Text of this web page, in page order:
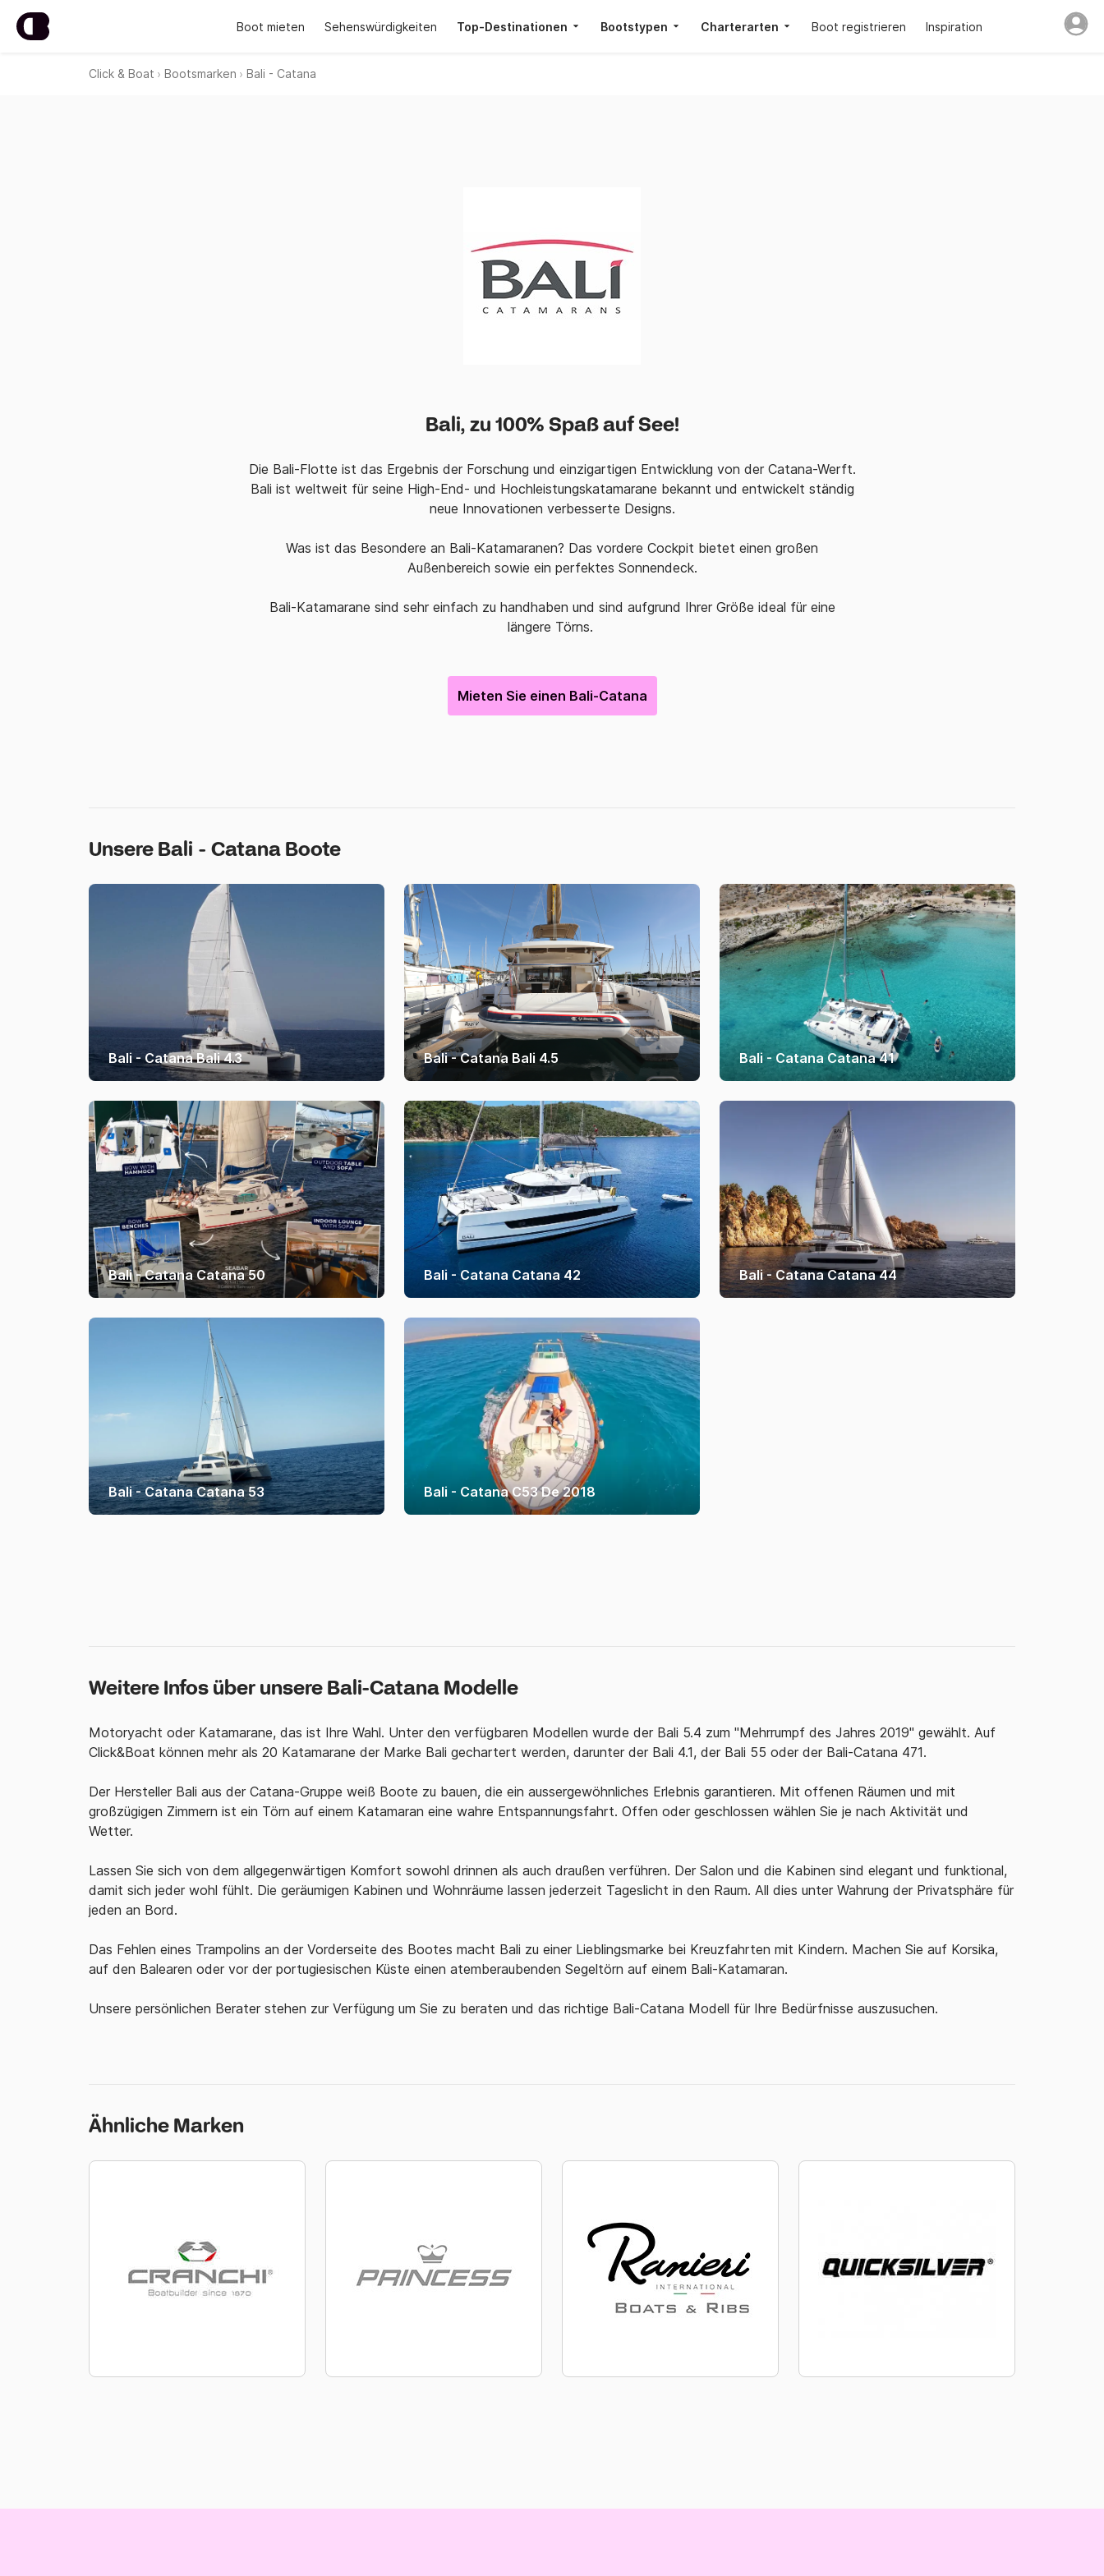
Boot mieten Sehenswürdigkeiten Top-Destinationen Bootstypen Charterarten Boot registrieren Inspiration
Click & Boat Bootsmarken Bali - Catana
Bali, zu 100% Spaß auf See!
Die Bali-Flotte ist das Ergebnis der Forschung und einzigartigen Entwicklung von der Catana-Werft.
Bali ist weltweit für seine High-End- und Hochleistungskatamarane bekannt und entwickelt ständig
neue Innovationen verbesserte Designs.
Was ist das Besondere an Bali-Katamaranen? Das vordere Cockpit bietet einen großen
Außenbereich sowie ein perfektes Sonnendeck.
Bali-Katamarane sind sehr einfach zu handhaben und sind aufgrund Ihrer Größe ideal für eine
längere Törns.
Mieten Sie einen Bali-Catana
Unsere Bali - Catana Boote
Bali - Catana Bali 4.3 Bali - Catana Bali 4.5 Bali - Catana Catana 41
Bali - Catana Catana 50 Bali - Catana Catana 42 Bali - Catana Catana 44
Bali - Catana Catana 53 Bali - Catana C53 De 2018
Weitere Infos über unsere Bali-Catana Modelle
Motoryacht oder Katamarane, das ist Ihre Wahl. Unter den verfügbaren Modellen wurde der Bali 5.4 zum "Mehrrumpf des Jahres 2019" gewählt. Auf
Click&Boat können mehr als 20 Katamarane der Marke Bali gechartert werden, darunter der Bali 4.1, der Bali 55 oder der Bali-Catana 471.
Der Hersteller Bali aus der Catana-Gruppe weiß Boote zu bauen, die ein aussergewöhnliches Erlebnis garantieren. Mit offenen Räumen und mit
großzügigen Zimmern ist ein Törn auf einem Katamaran eine wahre Entspannungsfahrt. Offen oder geschlossen wählen Sie je nach Aktivität und
Wetter.
Lassen Sie sich von dem allgegenwärtigen Komfort sowohl drinnen als auch draußen verführen. Der Salon und die Kabinen sind elegant und funktional,
damit sich jeder wohl fühlt. Die geräumigen Kabinen und Wohnräume lassen jederzeit Tageslicht in den Raum. All dies unter Wahrung der Privatsphäre für
jeden an Bord.
Das Fehlen eines Trampolins an der Vorderseite des Bootes macht Bali zu einer Lieblingsmarke bei Kreuzfahrten mit Kindern. Machen Sie auf Korsika,
auf den Balearen oder vor der portugiesischen Küste einen atemberaubenden Segeltörn auf einem Bali-Katamaran.
Unsere persönlichen Berater stehen zur Verfügung um Sie zu beraten und das richtige Bali-Catana Modell für Ihre Bedürfnisse auszusuchen.
Ähnliche Marken